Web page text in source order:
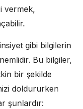
vermek,
gibi bilgilerin
Bu bilgiler,
bir şekilde
doldururken
şunlardır: